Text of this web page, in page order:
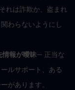
れは詐欺か、盗まれ
わらないようにし
情報が曖昧— 正当な
ルサポート、ある
があります。